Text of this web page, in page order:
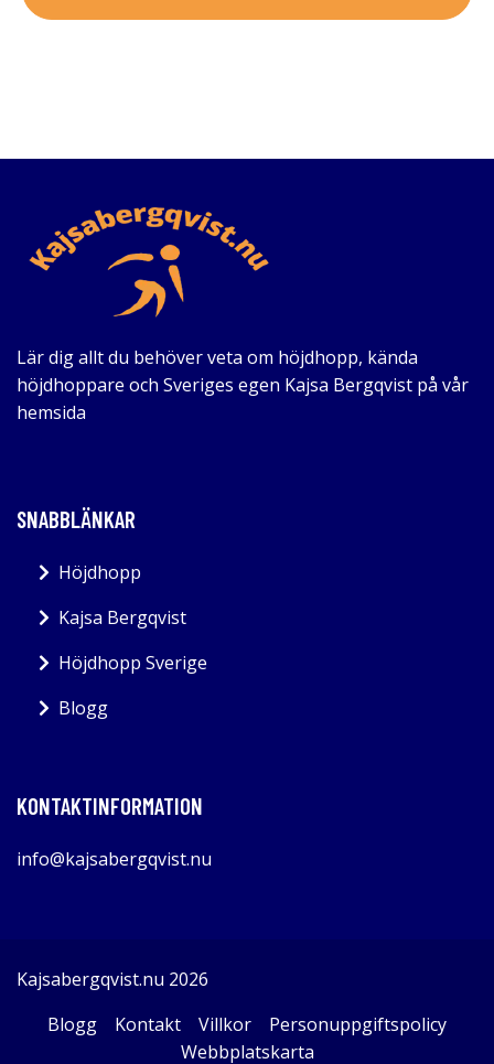
Lär dig allt du behöver veta om höjdhopp, kända
höjdhoppare och Sveriges egen Kajsa Bergqvist på vår
hemsida
SNABBLÄNKAR
Höjdhopp
Kajsa Bergqvist
Höjdhopp Sverige
Blogg
KONTAKTINFORMATION
info@kajsabergqvist.nu
Kajsabergqvist.nu 2026
Blogg
Kontakt Villkor
Personuppgiftspolicy
Webbplatskarta